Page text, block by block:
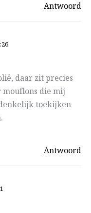
Antwoord
daar zit precies
die mij
toekijken
Antwoord